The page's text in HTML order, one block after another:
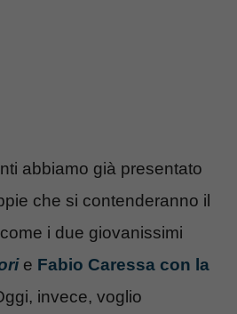
abbiamo già presentato
che si contenderanno il
i due giovanissimi
e Fabio Caressa con la
invece, voglio